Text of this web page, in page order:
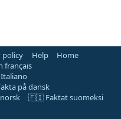
policy Help
Home
français
på dansk
🇫🇮 Faktat suomeksi